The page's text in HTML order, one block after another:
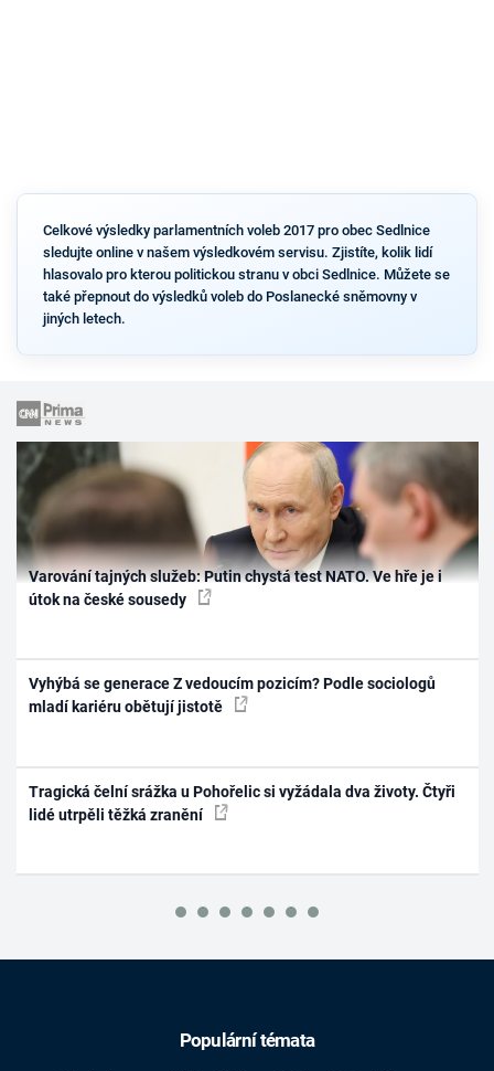
Celkové výsledky parlamentních voleb 2017 pro obec Sedlnice
sledujte online v našem výsledkovém servisu. Zjistíte, kolik lidí
hlasovalo pro kterou politickou stranu v obci Sedlnice. Můžete se
také přepnout do výsledků voleb do Poslanecké sněmovny v
jiných letech.
Varování tajných služeb: Putin chystá test NATO. Ve hře je i
útok na české sousedy
Vyhýbá se generace Z vedoucím pozicím? Podle sociologů
mladí kariéru obětují jistotě
Tragická čelní srážka u Pohořelic si vyžádala dva životy. Čtyři
lidé utrpěli těžká zranění
Populární témata